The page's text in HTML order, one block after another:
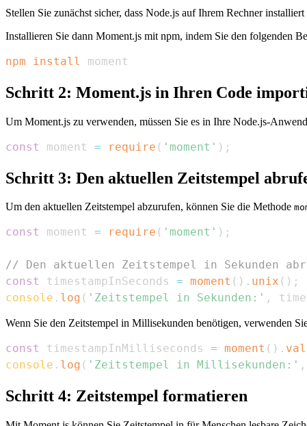
Stellen Sie zunächst sicher, dass Node.js auf Ihrem Rechner
Installieren Sie dann Moment.js mit npm, indem Sie den folgenden
npm install moment
Schritt 2: Moment.js in Ihren Code
Um Moment.js zu verwenden, müssen Sie es in Ihre Node.js-
const moment = require ( 'moment' ) ;
Schritt 3: Den aktuellen Zeitstempel
Um den aktuellen Zeitstempel abzurufen, können Sie die Methode
const moment = require ( 'moment' ) ;
// Den aktuellen Zeitstempel in Sekunden
const
timestampInSeconds = moment ( ) . unix ( ) ;
console . log ( 'Zeitstempel in Sekunden:' ,
Wenn Sie den Zeitstempel in Millisekunden benötigen, verwenden
const timestampInMilliseconds = moment ( ) .
console . log ( 'Zeitstempel in Millisekunden:' ,
Schritt 4: Zeitstempel formatieren